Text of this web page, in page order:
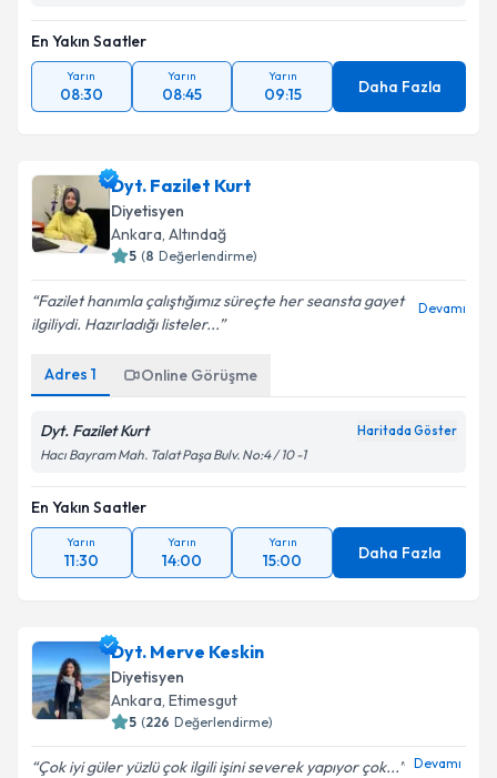
En Yakın Saatler
Yarın
08:30
Yarın
08:45
Yarın
09:15 Daha Fazla
Dyt. Fazilet Kurt
Diyetisyen
Ankara, Altındağ
5 (8 Değerlendirme)
Fazilet hanımla çalıştığımız süreçte her seansta gayet
ilgiliydi. Hazırladığı listeler...
Devamı
Adres 1 Online Görüşme
Dyt. Fazilet Kurt Haritada Göster
Hacı Bayram Mah. Talat Paşa Bulv. No:4 / 10 -1
En Yakın Saatler
Yarın
11:30
Yarın
14:00
Yarın
15:00 Daha Fazla
Dyt. Merve Keskin
Diyetisyen
Ankara, Etimesgut
5 (226 Değerlendirme)
Çok iyi güler yüzlü çok ilgili işini severek yapıyor çok... Devamı